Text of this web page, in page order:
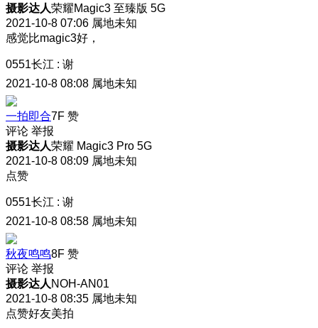
摄影达人荣耀Magic3 至臻版 5G
2021-10-8 07:06 属地未知
感觉比magic3好，
0551长江 : 谢
2021-10-8 08:08 属地未知
一拍即合7F 赞
评论 举报
摄影达人荣耀 Magic3 Pro 5G
2021-10-8 08:09 属地未知
点赞
0551长江 : 谢
2021-10-8 08:58 属地未知
秋夜鸣鸣8F 赞
评论 举报
摄影达人 NOH-AN01
2021-10-8 08:35 属地未知
点赞好友美拍